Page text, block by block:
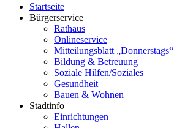
Startseite
Bürgerservice
Rathaus
Onlineservice
Mitteilungsblatt „Donnerstags“
Bildung & Betreuung
Soziale Hilfen/Soziales
Gesundheit
Bauen & Wohnen
Stadtinfo
Einrichtungen